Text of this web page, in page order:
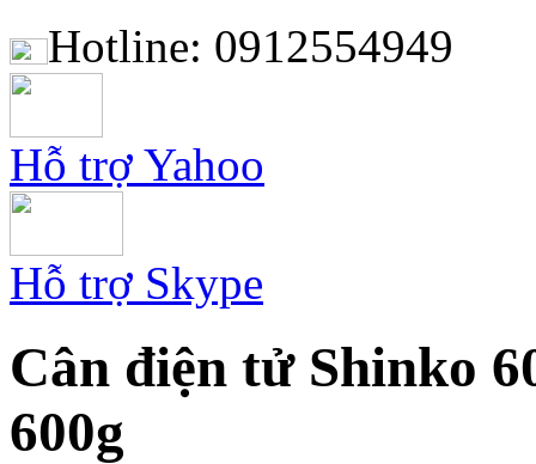
Hotline: 0912554949
Hỗ trợ Yahoo
Hỗ trợ Skype
Cân điện tử Shinko
600g